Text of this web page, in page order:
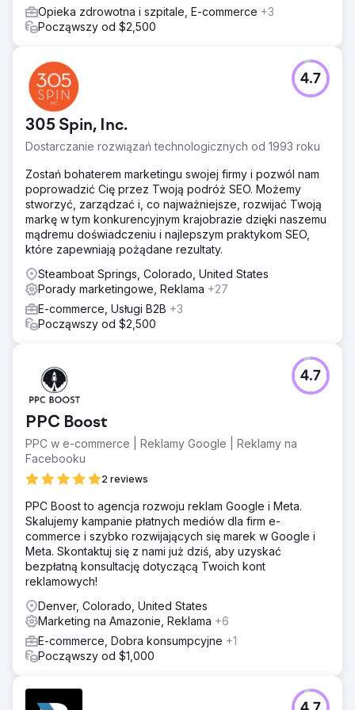
Opieka zdrowotna i szpitale, E-commerce +3
Począwszy od $2,500
305 Spin, Inc.
Dostarczanie rozwiązań technologicznych od 1993 roku
4.7
Zostań bohaterem marketingu swojej firmy i pozwól nam
poprowadzić Cię przez Twoją podróż SEO. Możemy
stworzyć, zarządzać i, co najważniejsze, rozwijać Twoją
markę w tym konkurencyjnym krajobrazie dzięki naszemu
mądremu doświadczeniu i najlepszym praktykom SEO,
które zapewniają pożądane rezultaty.
Steamboat Springs, Colorado, United States
Porady marketingowe, Reklama +27
E-commerce, Usługi B2B +3
Począwszy od $2,500
PPC Boost
PPC w e-commerce | Reklamy Google | Reklamy na
Facebooku
2 reviews
4.7
PPC Boost to agencja rozwoju reklam Google i Meta.
Skalujemy kampanie płatnych mediów dla firm e-
commerce i szybko rozwijających się marek w Google i
Meta. Skontaktuj się z nami już dziś, aby uzyskać
bezpłatną konsultację dotyczącą Twoich kont
reklamowych!
Denver, Colorado, United States
Marketing na Amazonie, Reklama +6
E-commerce, Dobra konsumpcyjne +1
Począwszy od $1,000